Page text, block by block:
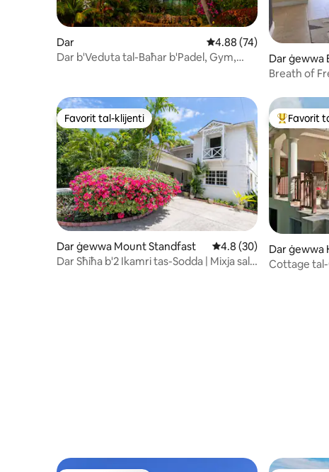
Dar Rating medju ta' 4.88
4.88 (74)
Dar b'Veduta tal-Baħar b'Padel, Gym,
Dar ġewwa
Breath of
Favorit tal-klijenti
Favorit tal-klijenti
Dar ġewwa Mount Standfast Rating medju ta' 4.8
4.8 (30)
Dar Sħiħa b'2 Ikamri tas-Sodda | Mixja sal-
Wieħed
Favorit
Dar ġewwa
Cottage